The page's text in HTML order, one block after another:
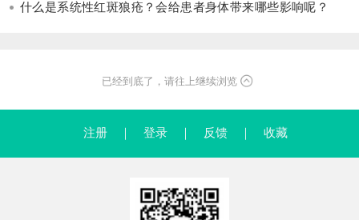
什么是系统性红斑狼疮？会给患者身体带来哪些影响呢？
已经到底了，请往上继续浏览
注册 登录 反馈 收藏